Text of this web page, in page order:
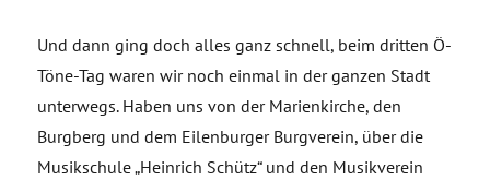
Und dann ging doch alles ganz schnell, beim dritten Ö-
Töne-Tag waren wir noch einmal in der ganzen Stadt
unterwegs. Haben uns von der Marienkirche, den
Burgberg und dem Eilenburger Burgverein, über die
Musikschule „Heinrich Schütz“ und den Musikverein